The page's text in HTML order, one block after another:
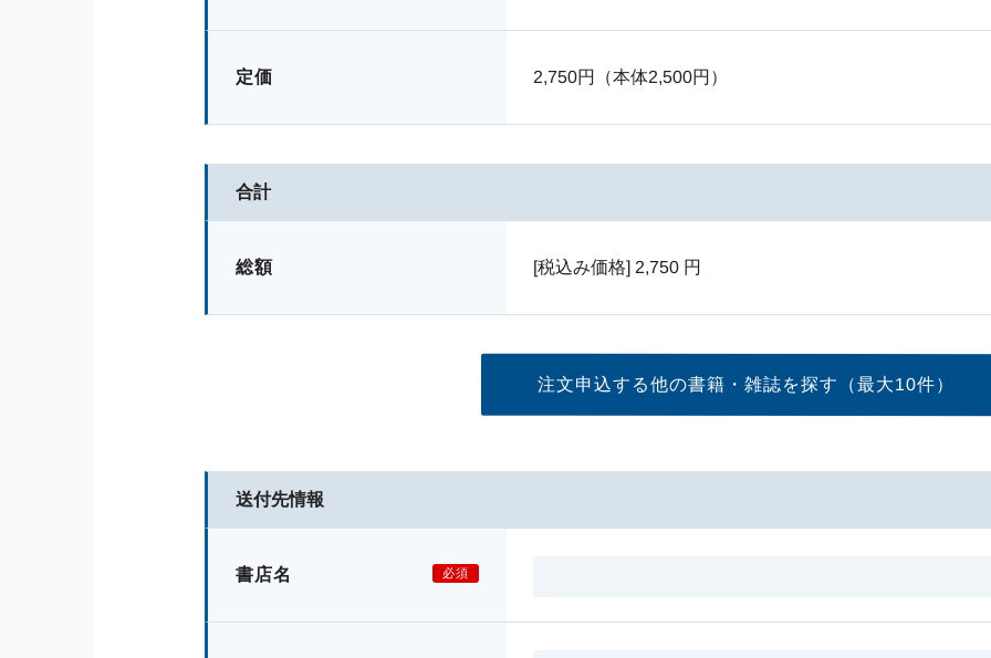
定価 2,750円（本体2,500円）
合計
総額 [税込み価格] 2,750円
注文申込する他の書籍・雑誌を探す（最大10件）
送付先情報
書店名 必須